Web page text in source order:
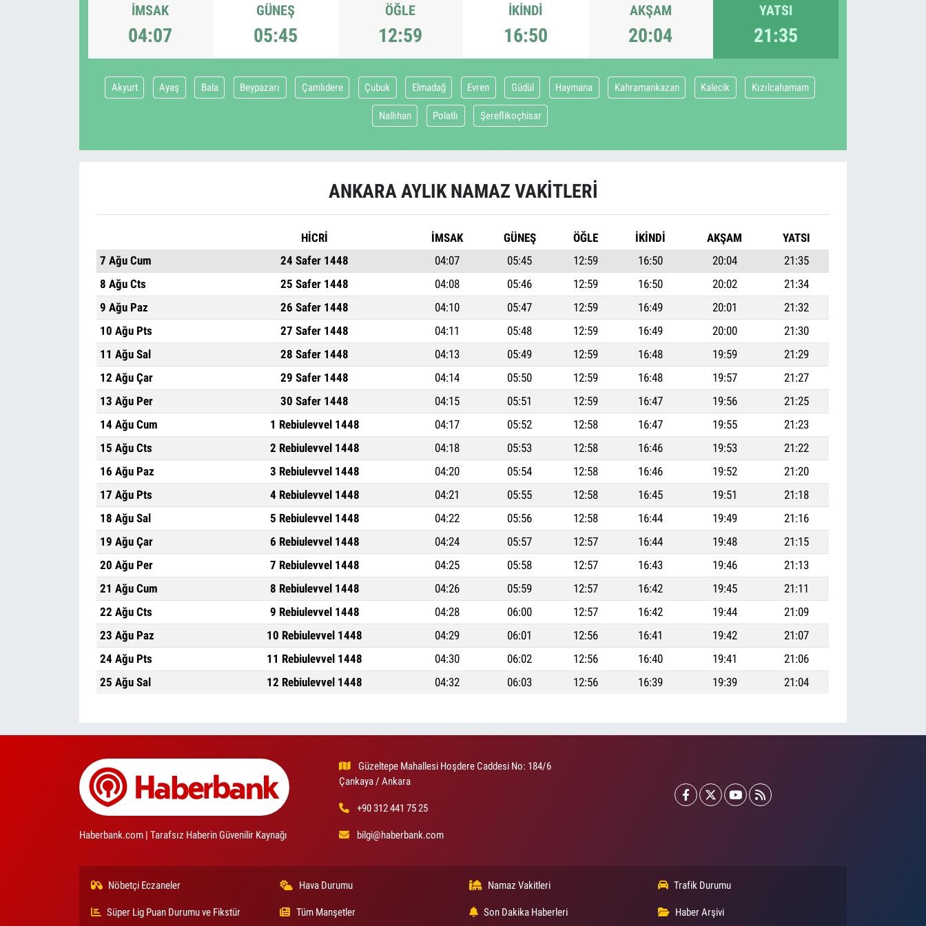
İMSAK
04:07
GÜNEŞ
05:45
ÖĞLE
12:59
İKINDI
16:50
AKŞAM
20:04
YATSI
21:35
Akyurt Ayaş Bala Beypazarı Çamlıdere Çubuk Elmadağ Evren Güdül Haymana Kahramankazan Kalecik Kızılcahamam
Nallıhan Polatlı Şereflikoçhisar
ANKARA AYLIK NAMAZ VAKITLERI
HİCRİ İMSAK GÜNEŞ ÖĞLE İKINDI AKŞAM
YATSI
7 Ağu Cum
24 Safer 1448 04:07 05:45 12:59 16:50 20:04
21:35
8 Ağu Cts
25 Safer 1448 04:08 05:46 12:59 16:50 20:02
21:34
9 Ağu Paz
26 Safer 1448 04:10 05:47 12:59 16:49 20:01
21:32
10 Ağu Pts
27 Safer 1448 04:11 05:48 12:59 16:49 20:00
21:30
11 Ağu Sal
28 Safer 1448 04:13 05:49 12:59 16:48 19:59
21:29
12 Ağu Çar
29 Safer 1448 04:14 05:50 12:59 16:48 19:57
21:27
13 Ağu Per
30 Safer 1448 04:15 05:51 12:59 16:47 19:56
21:25
14 Ağu Cum
1 Rebiulevvel 1448 04:17 05:52 12:58 16:47 19:55
21:23
15 Ağu Cts
2 Rebiulevvel 1448 04:18 05:53 12:58 16:46 19:53
21:22
16 Ağu Paz
3 Rebiulevvel 1448 04:20 05:54 12:58 16:46 19:52
21:20
17 Ağu Pts
4 Rebiulevvel 1448 04:21 05:55 12:58 16:45 19:51
21:18
18 Ağu Sal
5 Rebiulevvel 1448 04:22 05:56 12:58 16:44 19:49
21:16
19 Ağu Çar
6 Rebiulevvel 1448 04:24 05:57 12:57 16:44 19:48
21:15
20 Ağu Per
7 Rebiulevvel 1448 04:25 05:58 12:57 16:43 19:46
21:13
21 Ağu Cum
8 Rebiulevvel 1448 04:26 05:59 12:57 16:42 19:45
21:11
22 Ağu Cts
9 Rebiulevvel 1448 04:28 06:00 12:57 16:42 19:44
21:09
23 Ağu Paz
10 Rebiulevvel 1448 04:29 06:01 12:56 16:41 19:42
21:07
24 Ağu Pts
11 Rebiulevvel 1448 04:30 06:02 12:56 16:40 19:41
21:06
25 Ağu Sal
12 Rebiulevvel 1448 04:32 06:03 12:56 16:39 19:39 21:04
Haberbank.com | Tarafsız Haberin Güvenilir Kaynağı
Güzeltepe Mahallesi Hoşdere Caddesi No: 184/6
Çankaya / Ankara
+90 312 441 75 25
bilgi@haberbank.com
Nöbetçi Eczaneler Hava Durumu Namaz Vakitleri Trafik Durumu
Süper Lig Puan Durumu ve Fikstür Tüm Manşetler Son Dakika Haberleri Haber Arşivi